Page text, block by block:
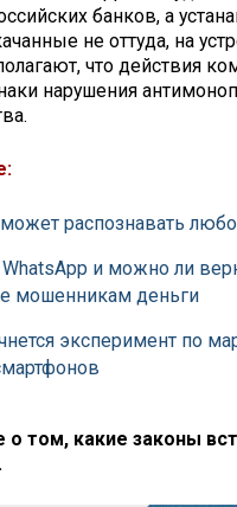
банков, а
не оттуда, на
что действия
нарушения
распознавать
и можно ли
мошенникам деньги
эксперимент по
о том, какие законы
.